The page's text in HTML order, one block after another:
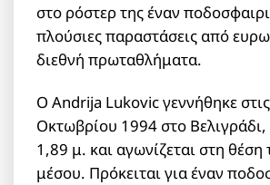
στο ρόστερ της έναν
πλούσιες παραστάσεις από
διεθνή πρωταθλήματα.
Ο Andrija Lukovic γεννήθηκε
Οκτωβρίου 1994 στο Βελιγράδι,
1,89 μ. και αγωνίζεται στη θέση
μέσου. Πρόκειται για έναν